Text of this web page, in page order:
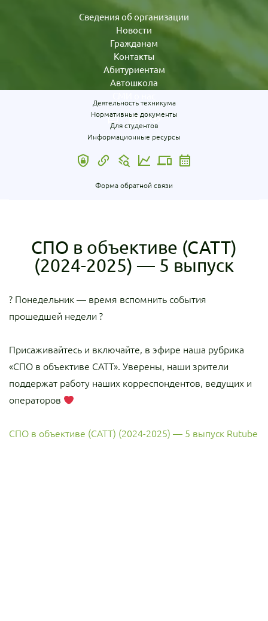
Сведения об организации
Новости
Гражданам
Контакты
Абитуриентам
Автошкола
Деятельность техникума
Нормативные документы
Для студентов
Информационные ресурсы
Форма обратной связи
СПО в объективе (САТТ)
(2024-2025) — 5 выпуск
? Понедельник — время вспомнить события
прошедшей недели ?
Присаживайтесь и включайте, в эфире наша рубрика
«СПО в объективе САТТ». Уверены, наши зрители
поддержат работу наших корреспондентов, ведущих и
операторов
СПО в объективе (САТТ) (2024-2025) — 5 выпуск Rutube